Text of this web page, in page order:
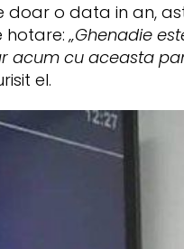
doar o data in an,
hotare:„Ghenadie
acum cu aceasta
el.